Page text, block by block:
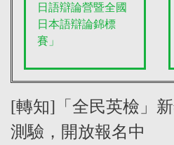
日語辯論營暨全國
日本語辯論錦標
賽」
[轉知]「全民英檢」
測驗，開放報名中